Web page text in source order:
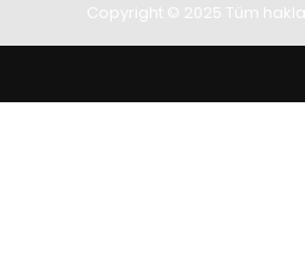
Copyright © 2025 Tüm